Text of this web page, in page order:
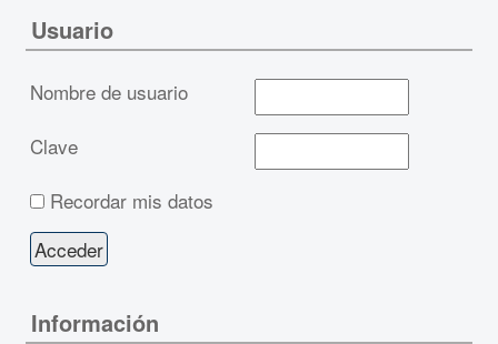
Usuario
Nombre de usuario
Clave
Recordar mis datos
Información